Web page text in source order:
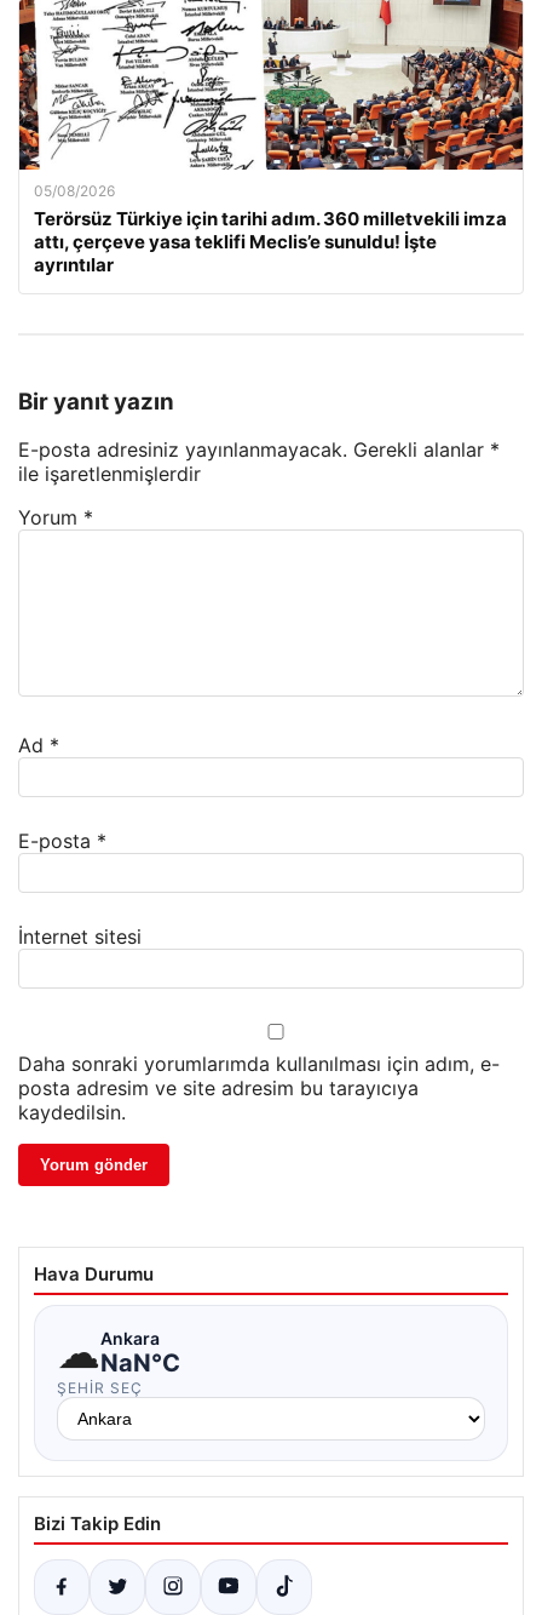
05/08/2026
Terörsüz Türkiye için tarihi adım. 360 milletvekili imza
attı, çerçeve yasa teklifi Meclis’e sunuldu! İşte
ayrıntılar
Bir yanıt yazın
E-posta adresiniz yayınlanmayacak. Gerekli alanlar *
ile işaretlenmişlerdir
Yorum *
Ad *
E-posta *
İnternet sitesi
Daha sonraki yorumlarımda kullanılması için adım, e-
posta adresim ve site adresim bu tarayıcıya
kaydedilsin.
Hava Durumu
☁Ankara
NaN°C
ŞEHIR SEÇ
Bizi Takip Edin